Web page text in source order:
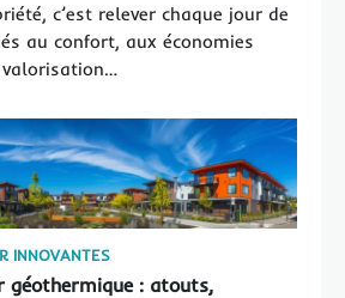
c’est relever chaque jour de
au confort, aux économies
valorisation…
INNOVANTES
géothermique : atouts,